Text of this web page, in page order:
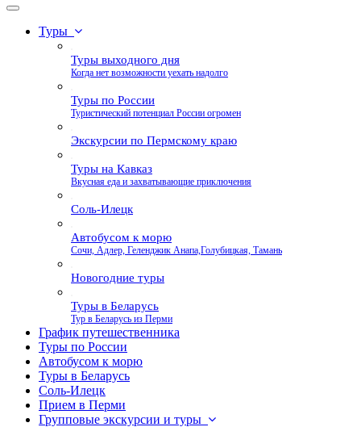
Туры
Туры выходного дня
Когда нет возможности уехать надолго
Туры по России
Туристический потенциал России огромен
Экскурсии по Пермскому краю
Туры на Кавказ
Вкусная еда и захватывающие приключения
Соль-Илецк
Автобусом к морю
Сочи, Адлер, Геленджик Анапа,Голубицкая, Тамань
Новогодние туры
Туры в Беларусь
Тур в Беларусь из Перми
График путешественника
Туры по России
Автобусом к морю
Туры в Беларусь
Соль-Илецк
Прием в Перми
Групповые экскурсии и туры